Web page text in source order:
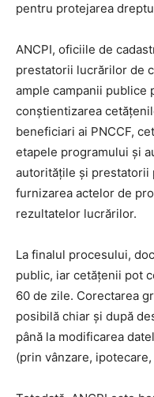
pentru protejarea
ANCPI, oficiile de
prestatorii lucrărilor de
ample campanii publice
conștientizarea
beneficiari ai PNCCF,
etapele programului și
autoritățile și prestatorii
furnizarea actelor de
rezultatelor lucrărilor.
La finalul procesului,
public, iar cetățenii pot
60 de zile. Corectarea
posibilă chiar și după
până la modificarea
(prin vânzare,